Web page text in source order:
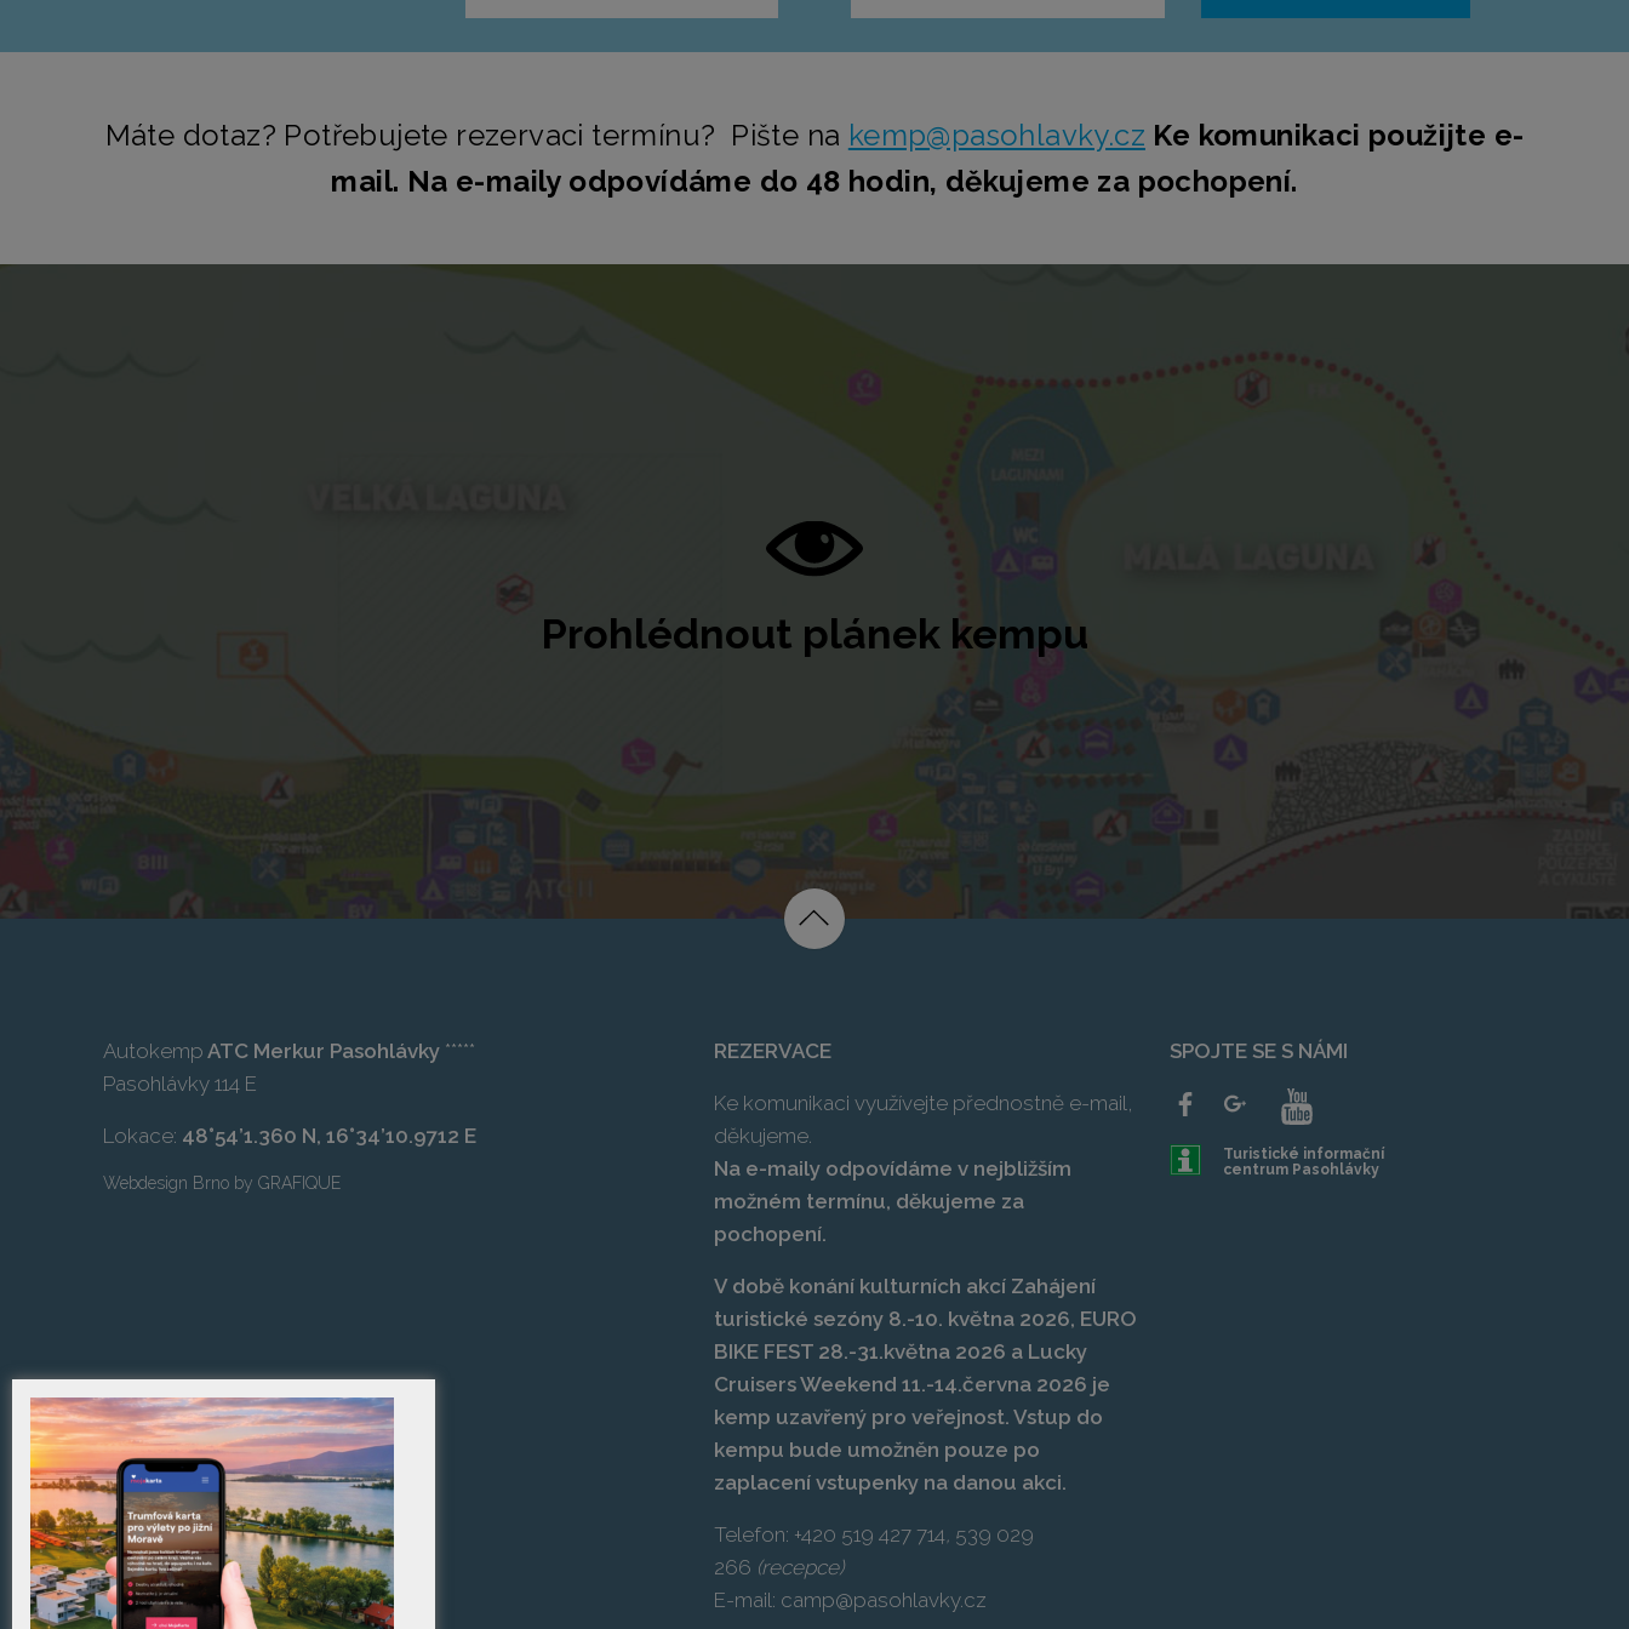
Máte dotaz? Potřebujete rezervaci termínu? Pište na kemp@pasohlavky.cz Ke komunikaci použijte e-
mail. Na e-maily odpovídáme do 48 hodin, děkujeme za pochopení.
Prohlédnout plánek kempu
Autokemp ATC Merkur Pasohlávky *****
Pasohlávky 114 E
Lokace: 48°54’1.360 N, 16°34’10.9712 E
Webdesign Brno by GRAFIQUE
REZERVACE
Ke komunikaci využívejte přednostně e-mail,
děkujeme.
Na e-maily odpovídáme v nejbližším
možném termínu, děkujeme za
pochopení.
V době konání kulturních akcí Zahájení
turistické sezóny 8.-10. května 2026, EURO
BIKE FEST 28.-31.května 2026 a Lucky
Cruisers Weekend 11.-14.června 2026 je
kemp uzavřený pro veřejnost. Vstup do
kempu bude umožněn pouze po
zaplacení vstupenky na danou akci.
Telefon: +420 519 427 714, 539 029
266 (recepce)
E-mail: camp@pasohlavky.cz
SPOJTE SE S NÁMI
Turistické informační
centrum Pasohlávky